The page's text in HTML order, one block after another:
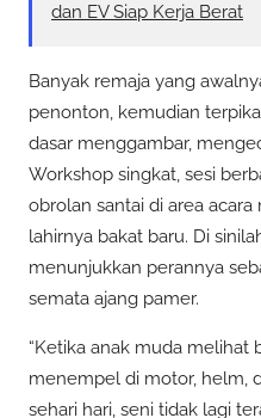
dan EV Siap Kerja Berat
Banyak remaja yang
penonton, kemudian
dasar menggambar,
Workshop singkat, sesi
obrolan santai di area
lahirnya bakat baru. Di
menunjukkan perannya
semata ajang pamer.
“Ketika anak muda melihat
menempel di motor, helm,
sehari hari, seni tidak lagi